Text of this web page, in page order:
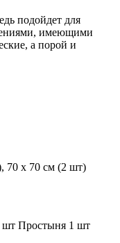
подойдет для
имеющими
а порой и
70 х 70 см (2 шт)
шт Простыня 1 шт